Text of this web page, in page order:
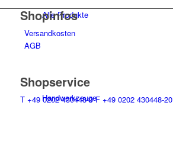
Alle Produkte
Hand­werk­zeuge
Shopinfos
Versandkosten
AGB
Shopservice
T +49 0202 430448-0 F +49 0202 430448-20